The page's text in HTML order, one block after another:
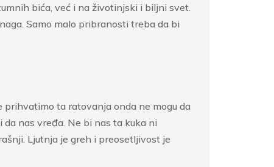
bića, već i na životinjski i biljni svet.
Samo malo pribranosti treba da bi
ta ratovanja onda ne mogu da
nas vređa. Ne bi nas ta kuka ni
Ljutnja je greh i preosetljivost je